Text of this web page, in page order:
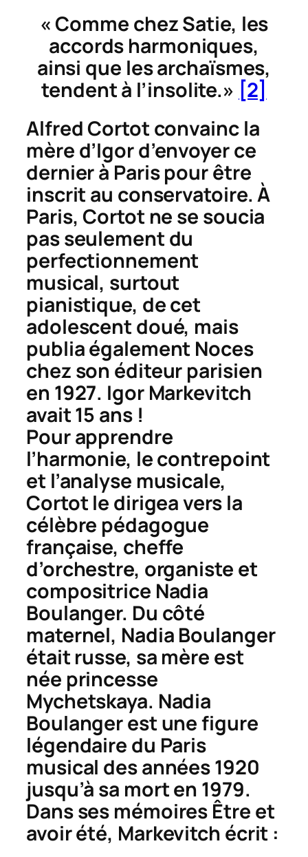
« Comme chez Satie, les
accords harmoniques,
ainsi que les archaïsmes,
tendent à l’insolite.» [2]
Alfred Cortot convainc la
mère d’Igor d’envoyer ce
dernier à Paris pour être
inscrit au conservatoire. À
Paris, Cortot ne se soucia
pas seulement du
perfectionnement
musical, surtout
pianistique, de cet
adolescent doué, mais
publia également Noces
chez son éditeur parisien
en 1927. Igor Markevitch
avait 15 ans !
Pour apprendre
l’harmonie, le contrepoint
et l’analyse musicale,
Cortot le dirigea vers la
célèbre pédagogue
française, cheffe
d’orchestre, organiste et
compositrice Nadia
Boulanger. Du côté
maternel, Nadia Boulanger
était russe, sa mère est
née princesse
Mychetskaya. Nadia
Boulanger est une figure
légendaire du Paris
musical des années 1920
jusqu’à sa mort en 1979.
Dans ses mémoires Être et
avoir été, Markevitch écrit :